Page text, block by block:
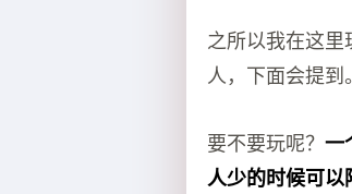
之所以我在这里
人，下面会提到
要不要玩呢？一
人少的时候可以